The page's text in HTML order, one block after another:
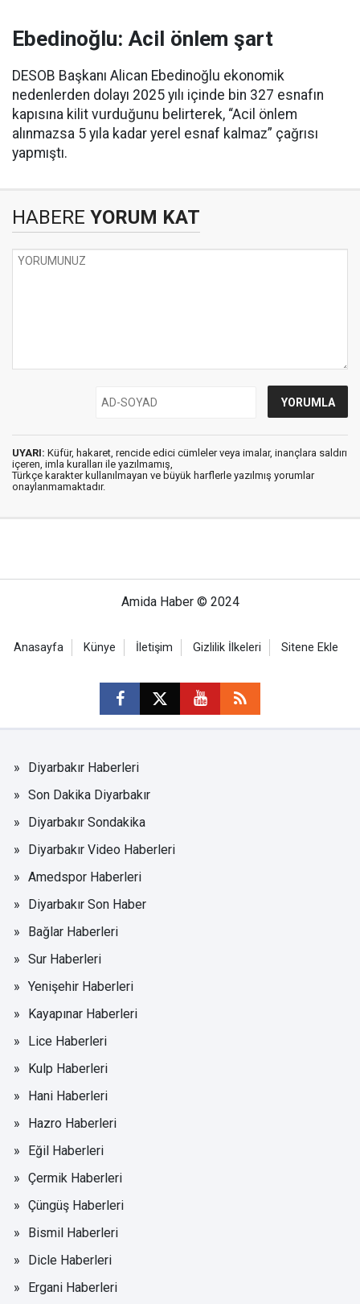
Ebedinoğlu: Acil önlem şart
DESOB Başkanı Alican Ebedinoğlu ekonomik
nedenlerden dolayı 2025 yılı içinde bin 327 esnafın
kapısına kilit vurduğunu belirterek, “Acil önlem
alınmazsa 5 yıla kadar yerel esnaf kalmaz” çağrısı
yapmıştı.
HABERE YORUM KAT
UYARI: Küfür, hakaret, rencide edici cümleler veya imalar, inançlara saldırı
içeren, imla kuralları ile yazılmamış,
Türkçe karakter kullanılmayan ve büyük harflerle yazılmış yorumlar
onaylanmamaktadır.
Amida Haber © 2024
Anasayfa Künye İletişim Gizlilik İlkeleri Sitene Ekle
Diyarbakır Haberleri
Son Dakika Diyarbakır
Diyarbakır Sondakika
Diyarbakır Video Haberleri
Amedspor Haberleri
Diyarbakır Son Haber
Bağlar Haberleri
Sur Haberleri
Yenişehir Haberleri
Kayapınar Haberleri
Lice Haberleri
Kulp Haberleri
Hani Haberleri
Hazro Haberleri
Eğil Haberleri
Çermik Haberleri
Çüngüş Haberleri
Bismil Haberleri
Dicle Haberleri
Ergani Haberleri